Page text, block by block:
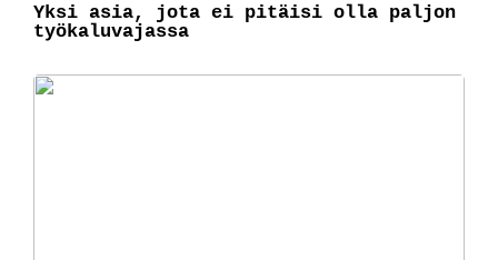
Yksi asia, jota ei pitäisi olla paljon
työkaluvajassa